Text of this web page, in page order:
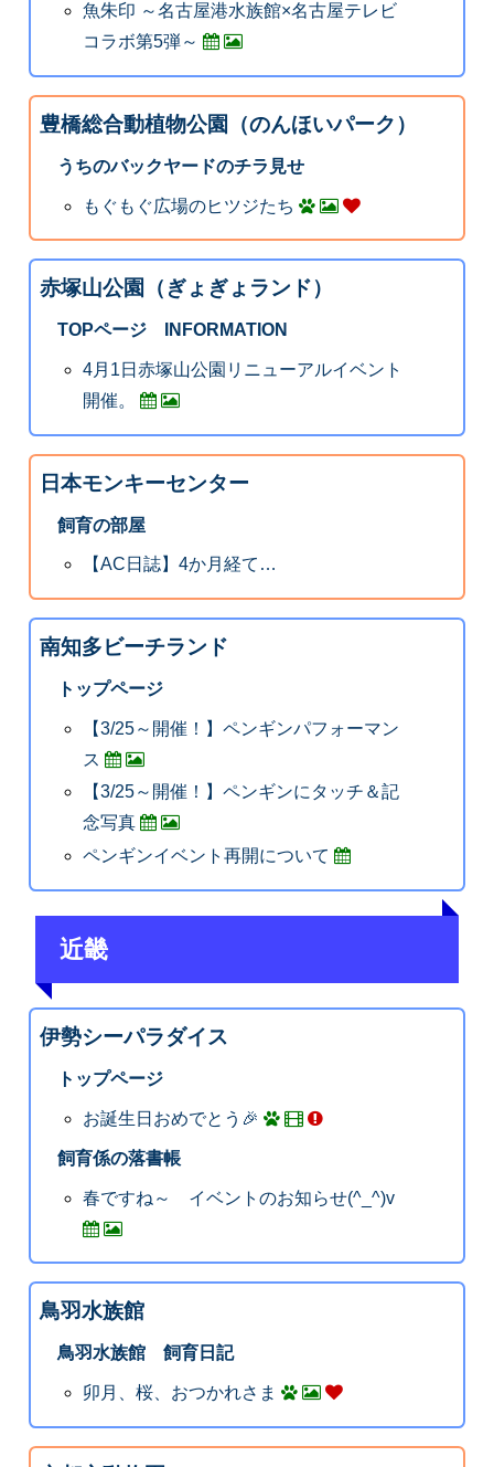
魚朱印 ～名古屋港水族館×名古屋テレビ
コラボ第5弾～
豊橋総合動植物公園（のんほいパーク）
うちのバックヤードのチラ見せ
もぐもぐ広場のヒツジたち
赤塚山公園（ぎょぎょランド）
TOPページ INFORMATION
4月1日赤塚山公園リニューアルイベント
開催。
日本モンキーセンター
飼育の部屋
【AC日誌】4か月経て…
南知多ビーチランド
トップページ
【3/25～開催！】ペンギンパフォーマン
ス
【3/25～開催！】ペンギンにタッチ＆記
念写真
ペンギンイベント再開について
近畿
伊勢シーパラダイス
トップページ
お誕生日おめでとう🎉
飼育係の落書帳
春ですね～ イベントのお知らせ(^_^)v
鳥羽水族館
鳥羽水族館 飼育日記
卯月、桜、おつかれさま